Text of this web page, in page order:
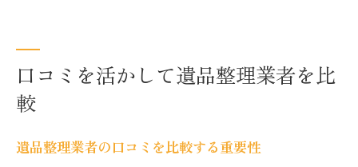
口コミを活かして遺品整理業者を比
較
遺品整理業者の口コミを比較する重要性